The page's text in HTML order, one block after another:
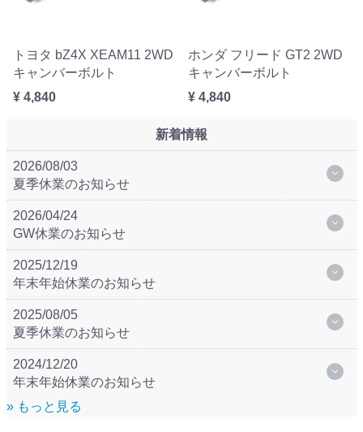
トヨタ bZ4X XEAM11 2WD
キャンバーボルト
¥ 4,840
ホンダ フリード GT2 2WD
キャンバーボルト
¥ 4,840
新着情報
2026/08/03
夏季休業のお知らせ
2026/04/24
GW休業のお知らせ
2025/12/19
年末年始休業のお知らせ
2025/08/05
夏季休業のお知らせ
2024/12/20
年末年始休業のお知らせ
» もっと見る